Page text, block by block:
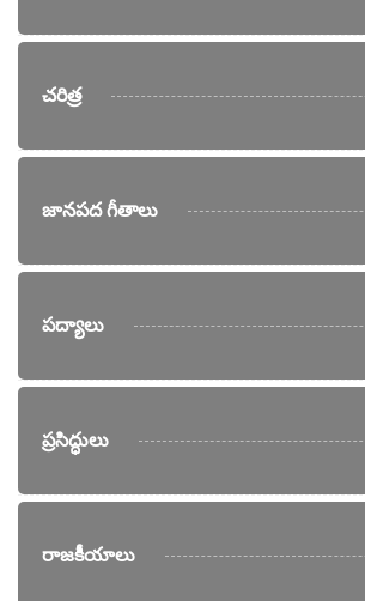
చరిత్ర
జానపద గీతాలు
పద్యాలు
ప్రసిద్ధులు
రాజకీయాలు